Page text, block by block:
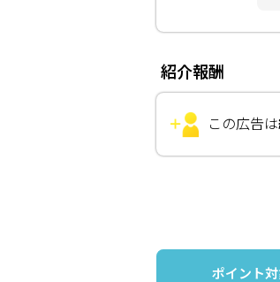
紹介報酬
この広告は
ポイント